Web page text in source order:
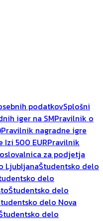
podatkovSplošni
iger na SMPravilnik o
Pravilnik nagradne igre
Izi 500 EURPravilnik
za podjetja
LjubljanaŠtudentsko delo
delo
Študentsko delo
delo Nova
delo